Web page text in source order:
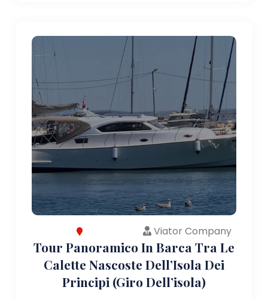
Viator Company
Tour Panoramico In Barca Tra Le
Calette Nascoste Dell’Isola Dei
Principi (giro Dell’isola)